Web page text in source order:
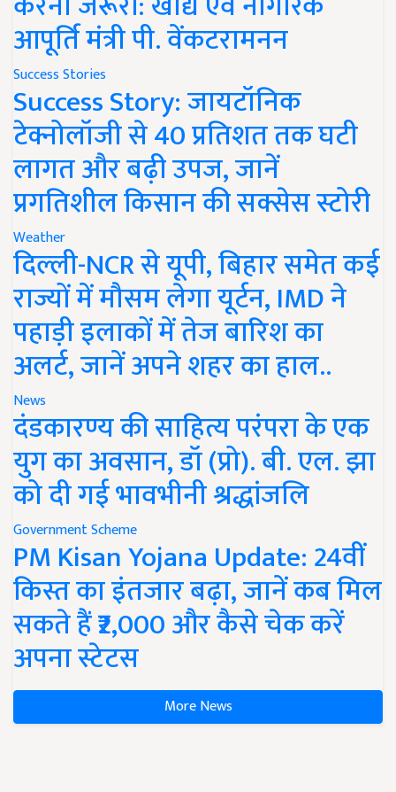
आपूर्ति मंत्री पी. वेंकटरामनन
Success Stories
Success Story: जायटॉनिक
टेक्नोलॉजी से 40 प्रतिशत तक घटी
लागत और बढ़ी उपज, जानें
प्रगतिशील किसान की सक्सेस स्टोरी
Weather
दिल्ली-NCR से यूपी, बिहार समेत कई
राज्यों में मौसम लेगा यूर्टन, IMD ने
पहाड़ी इलाकों में तेज बारिश का
अलर्ट, जानें अपने शहर का हाल..
News
दंडकारण्य की साहित्य परंपरा के एक
युग का अवसान, डॉ (प्रो). बी. एल. झा
को दी गई भावभीनी श्रद्धांजलि
Government Scheme
PM Kisan Yojana Update: 24वीं
किस्त का इंतजार बढ़ा, जानें कब मिल
सकते हैं ₹2,000 और कैसे चेक करें
अपना स्टेटस
More News